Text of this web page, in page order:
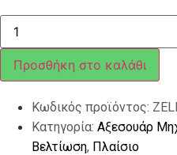
ΦΤΕΡΟ
ΜΠΡΟΣΤΑ
ΜΕΤΑΛΛΙΚΟ
ΑΒΑΦΟ
ZELIONI
VESPA
ποσότητα
Προσθήκη στο καλάθι
Κωδικός προϊόντος:
Κατηγορία: Αξεσουάρ
Βελτίωση, Πλαίσιο